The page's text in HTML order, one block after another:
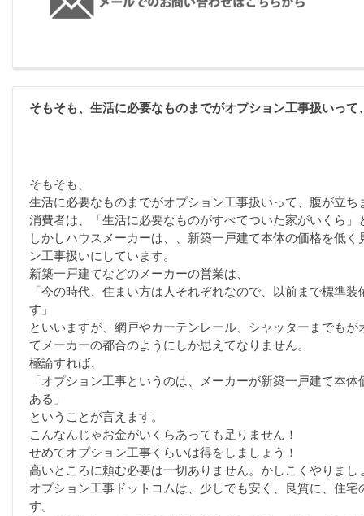
そもそも、生活に必要なものまでがオプション工事扱いって
そもそも、
生活に必要なものまでがオプション工事扱いって、腹が立ち
消費者は、「生活に必要なものがすべてついた家がいくら
しかしハウスメーカーは、、新築一戸建て本体の価格を低
ン工事扱いにしています。
新築一戸建てなどのメーカーの営業は、
「今の時代、住まい方は人それぞれなので、以前まで標準
す」
といいますが、網戸やカーテンレール、シャッターまでも
てメーカーの都合のようにしか思えてなりません。
極論すれば、
「オプション工事というのは、メーカーが新築一戸建て本
ある」
ということが言えます。
こんなんじゃお金がいくらあっても足りません！
せめてオプション工事くらいは得をしましょう！
高いところに頼む必要は一切ありません。かしこくやりまし
オプション工事ドットコムは、少しでも安く、良質に、住
す。